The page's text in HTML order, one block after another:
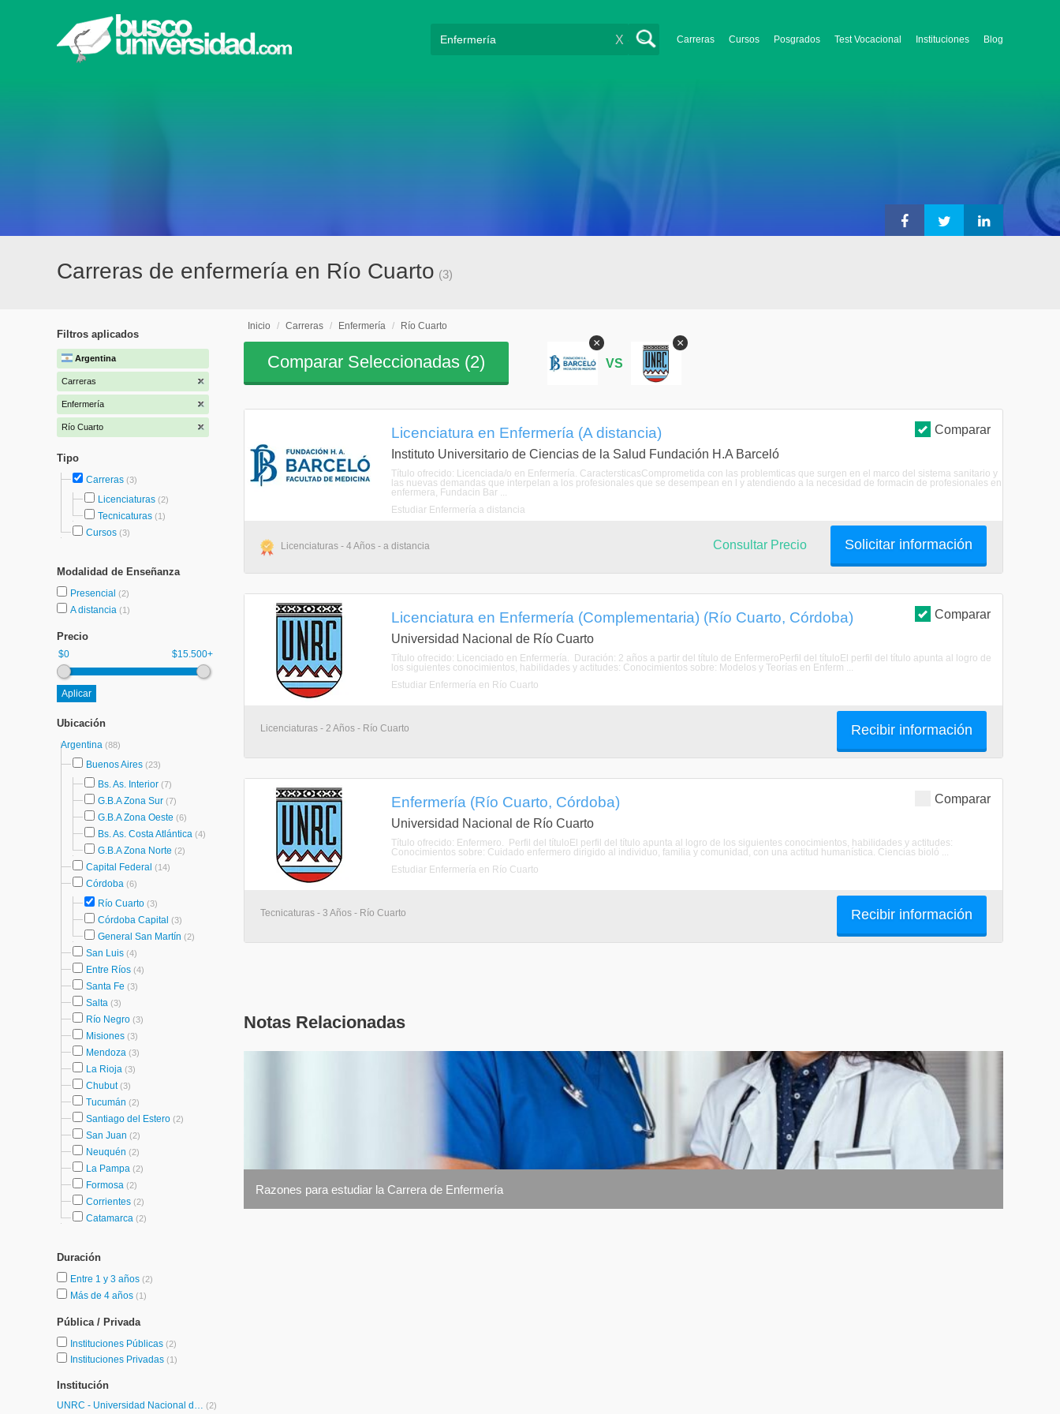
Carreras Cursos Posgrados Test Vocacional Instituciones Blog
X
Carreras de enfermería en Río Cuarto (3)
Filtros aplicados
Argentina
Carreras
Enfermería
Río Cuarto
Tipo
Carreras (3)
Licenciaturas (2)
Tecnicaturas (1)
Cursos (3)
Modalidad de Enseñanza
Presencial (2)
A distancia (1)
Precio
$0 $15.500+
Ubicación
Argentina (88)
Buenos Aires (23)
Bs. As. Interior (7)
G.B.A Zona Sur (7)
G.B.A Zona Oeste (6)
Bs. As. Costa Atlántica (4)
G.B.A Zona Norte (2)
Capital Federal (14)
Córdoba (6)
Río Cuarto (3)
Córdoba Capital (3)
General San Martín (2)
San Luis (4)
Entre Ríos (4)
Santa Fe (3)
Salta (3)
Río Negro (3)
Misiones (3)
Mendoza (3)
La Rioja (3)
Chubut(3)
Tucumán (2)
Santiago del Estero (2)
San Juan (2)
Neuquén (2)
La Pampa (2)
Formosa (2)
Corrientes (2)
Catamarca (2)
Duración
Entre 1 y 3 años (2)
Más de 4 años (1)
Pública / Privada
Instituciones Públicas (2)
Instituciones Privadas (1)
Institución
UNRC - Universidad Nacional de Río Cuarto (2)
Inicio / Carreras / Enfermería / Río Cuarto
Comparar Seleccionadas (2)
×
VS
×
Comparar
Licenciatura en Enfermería (A distancia)
Instituto Universitario de Ciencias de la Salud Fundación H.A Barceló
Título ofrecido: Licenciada/o en Enfermería. CaractersticasComprometida con las problemticas que surgen en el marco del sistema sanitario y
las nuevas demandas que interpelan a los profesionales que se desempean en l y atendiendo a la necesidad de formacin de profesionales en
enfermera, Fundacin Bar ...
Estudiar Enfermería a distancia
Licenciaturas - 4 Años - a distancia Solicitar información
Consultar Precio
Comparar
Licenciatura en Enfermería (Complementaria) (Río Cuarto, Córdoba)
Universidad Nacional de Río Cuarto
Título ofrecido: Licenciado en Enfermería. Duración: 2 años a partir del título de EnfermeroPerfil del títuloEl perfil del título apunta al logro de
los siguientes conocimientos, habilidades y actitudes: Conocimientos sobre: Modelos y Teorías en Enferm ...
Estudiar Enfermería en Río Cuarto
Licenciaturas - 2 Años - Río Cuarto Recibir información
Comparar
Enfermería (Río Cuarto, Córdoba)
Universidad Nacional de Río Cuarto
Título ofrecido: Enfermero. Perfil del títuloEl perfil del título apunta al logro de los siguientes conocimientos, habilidades y actitudes:
Conocimientos sobre: Cuidado enfermero dirigido al individuo, familia y comunidad, con una actitud humanística. Ciencias bioló ...
Estudiar Enfermería en Río Cuarto
Tecnicaturas - 3 Años - Río Cuarto Recibir información
Notas Relacionadas
Razones para estudiar la Carrera de Enfermería